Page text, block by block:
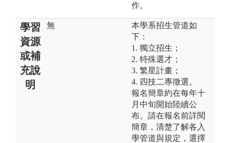
作。
學習
資源
或補
充說
明
無
本學系招生管道如
下：
1. 獨立招生；
2. 特殊選才；
3. 繁星計畫；
4. 四技二專徵選。
報名簡章約在每年十
月中旬開始陸續公
布。請在報名前詳閱
簡章，清楚了解各入
學管道與規定，選擇